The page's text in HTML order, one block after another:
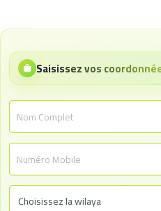
Saisissez vos